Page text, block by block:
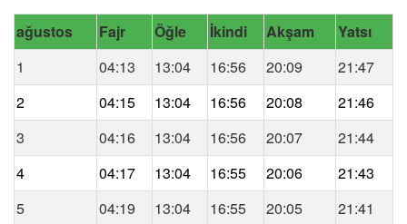
ağustos Fajr Öğle İkindi Akşam
Yatsı
1
04:13 13:04 16:56 20:09
21:47
2
04:15 13:04 16:56 20:08
21:46
3
04:16 13:04 16:56 20:07
21:44
4
04:17 13:04 16:55 20:06
21:43
5
04:19 13:04 16:55 20:05
21:41